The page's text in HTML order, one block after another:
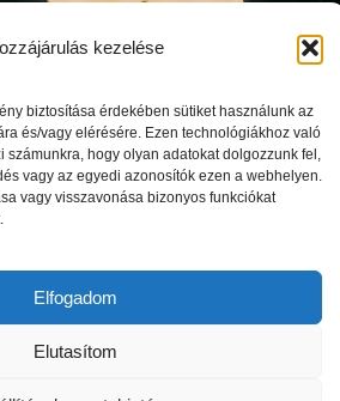
kezelése
biztosítása érdekében sütiket használunk az
és/vagy elérésére. Ezen technológiákhoz való
hogy olyan adatokat dolgozzunk fel,
vagy az egyedi azonosítók ezen a webhelyen.
vagy visszavonása bizonyos funkciókat
Elfogadom
Elutasítom
ÁSZF
tájékoztató